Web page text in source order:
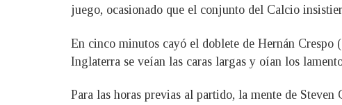
juego, ocasionado que el conjunto del Calcio
En cinco minutos cayó el doblete de Hernán Crespo
Inglaterra se veían las caras largas y oían los
Para las horas previas al partido, la mente de